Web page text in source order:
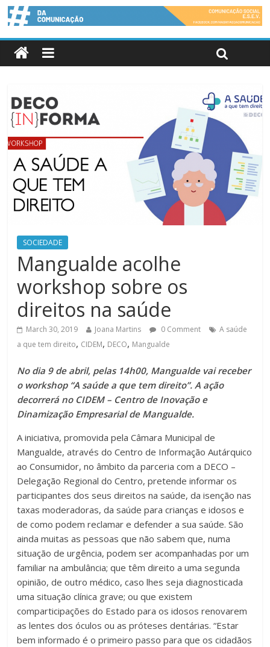
SOCIEDADE
Mangualde acolhe
workshop sobre os
direitos na saúde
March 30, 2019 Joana Martins 0 Comment
A saúde
a que tem direito, CIDEM, DECO, Mangualde
No dia 9 de abril, pelas 14h00, Mangualde vai receber
o workshop “A saúde a que tem direito”. A ação
decorrerá no CIDEM – Centro de Inovação e
Dinamização Empresarial de Mangualde.
A iniciativa, promovida pela Câmara Municipal de
Mangualde, através do Centro de Informação Autárquico
ao Consumidor, no âmbito da parceria com a DECO –
Delegação Regional do Centro, pretende informar os
participantes dos seus direitos na saúde, da isenção nas
taxas moderadoras, da saúde para crianças e idosos e
de como podem reclamar e defender a sua saúde. São
ainda muitas as pessoas que não sabem que, numa
situação de urgência, podem ser acompanhadas por um
familiar na ambulância; que têm direito a uma segunda
opinião, de outro médico, caso lhes seja diagnosticada
uma situação clínica grave; ou que existem
comparticipações do Estado para os idosos renovarem
as lentes dos óculos ou as próteses dentárias. “Estar
bem informado é o primeiro passo para que os cidadãos